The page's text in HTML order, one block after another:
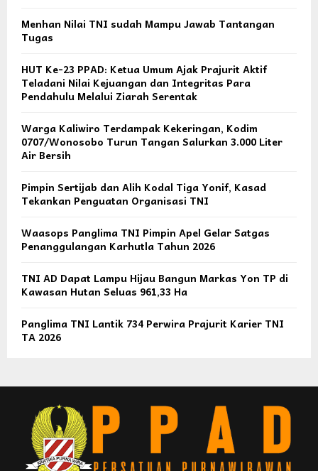
Menhan Nilai TNI sudah Mampu Jawab Tantangan
Tugas
HUT Ke-23 PPAD: Ketua Umum Ajak Prajurit Aktif
Teladani Nilai Kejuangan dan Integritas Para
Pendahulu Melalui Ziarah Serentak
Warga Kaliwiro Terdampak Kekeringan, Kodim
0707/Wonosobo Turun Tangan Salurkan 3.000 Liter
Air Bersih
Pimpin Sertijab dan Alih Kodal Tiga Yonif, Kasad
Tekankan Penguatan Organisasi TNI
Waasops Panglima TNI Pimpin Apel Gelar Satgas
Penanggulangan Karhutla Tahun 2026
TNI AD Dapat Lampu Hijau Bangun Markas Yon TP di
Kawasan Hutan Seluas 961,33 Ha
Panglima TNI Lantik 734 Perwira Prajurit Karier TNI
TA 2026